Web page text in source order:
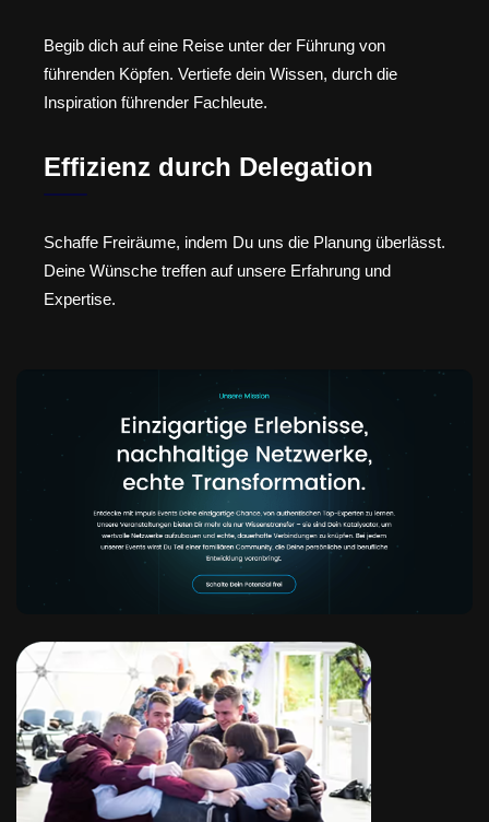
Begib dich auf eine Reise unter der Führung von
führenden Köpfen. Vertiefe dein Wissen, durch die
Inspiration führender Fachleute.
Effizienz durch Delegation
Schaffe Freiräume, indem Du uns die Planung überlässt.
Deine Wünsche treffen auf unsere Erfahrung und
Expertise.